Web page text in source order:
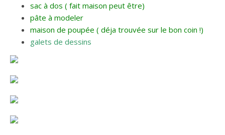
sac à dos ( fait maison peut être)
pâte à modeler
maison de poupée ( déja trouvée sur le bon coin !)
galets de dessins